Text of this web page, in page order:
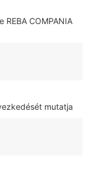
COMPANIA
mutatja